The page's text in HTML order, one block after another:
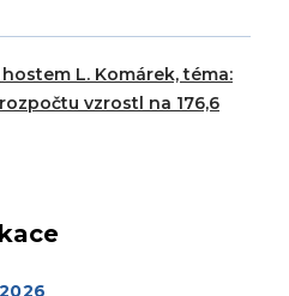
hostem L. Komárek, téma:
vzrostl na 176,6